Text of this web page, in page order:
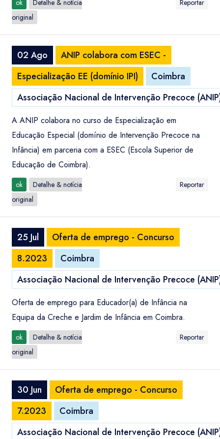
ok
Detalhe & notícia
original
Reportar
02 Ago
ANIP colabora com ESEC -
Especialização EE (domínio IPI)
Coimbra
Associação Nacional de Intervenção Precoce
A ANIP colabora no curso de Especialização em
Educação Especial (domínio de Intervenção Precoce na
Infância) em parceria com a ESEC (Escola Superior de
Educação de Coimbra).
ok
Detalhe & notícia
original
Reportar
25 Jul
Oferta de emprego - Concurso
8.2023
Coimbra
Associação Nacional de Intervenção Precoce
Oferta de emprego para Educador(a) de Infância na
Equipa da Creche e Jardim de Infância em Coimbra.
ok
Detalhe & notícia
original
Reportar
30 Jun
Oferta de emprego - Concurso
7.2023
Coimbra
Associação Nacional de Intervenção Precoce